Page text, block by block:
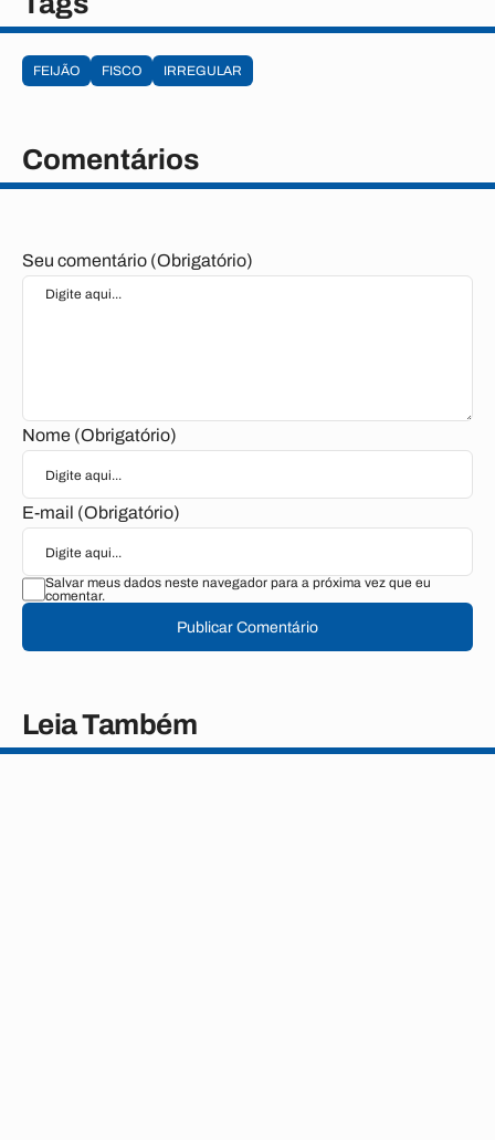
FEIJÃO FISCO IRREGULAR
Comentários
Seu comentário (Obrigatório)
Nome (Obrigatório)
E-mail (Obrigatório)
Salvar meus dados neste navegador para a próxima vez que eu
comentar.
Publicar Comentário
Leia Também